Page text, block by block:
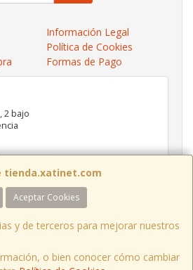
tienda.xatinet.com
Aceptar Cookies
y de terceros para mejorar nuestros
o bien conocer cómo cambiar
Información Legal
Política de Cookies
Formas de Pago
2 bajo